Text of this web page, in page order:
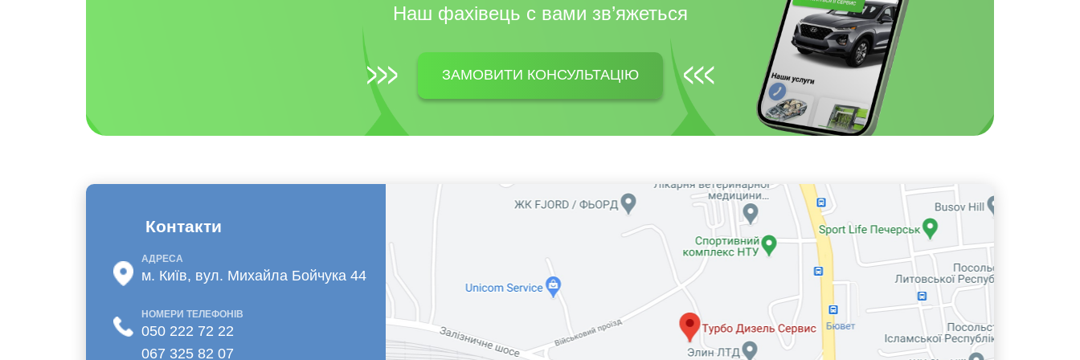
Наш фахівець c вами зв’яжеться
ЗАМОВИТИ КОНСУЛЬТАЦІЮ
Контакти
АДРЕСА
м. Київ, вул. Михайла Бойчука 44
НОМЕРИ ТЕЛЕФОНІВ
050 222 72 22
067 325 82 07